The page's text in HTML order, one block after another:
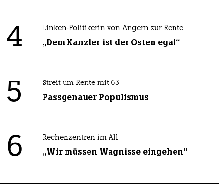
4 Linken-Politikerin von Angern zur Rente
„Dem Kanzler ist der Osten egal“
5 Streit um Rente mit 63
Passgenauer Populismus
6 Rechenzentren im All
„Wir müssen Wagnisse eingehen“